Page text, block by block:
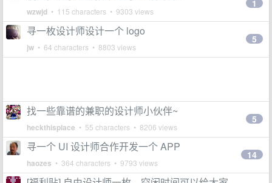
wzwjd • 115 characters • 9303 views
1
寻一枚设计师设计一个 logo
jw • 64 characters • 8803 views
5
找一些靠谱的兼职的设计师小伙伴~
heckthisplace • 55 characters • 8206 views
5
寻一个 UI 设计师合作开发一个 APP
haozes • 364 characters • 9793 views
14